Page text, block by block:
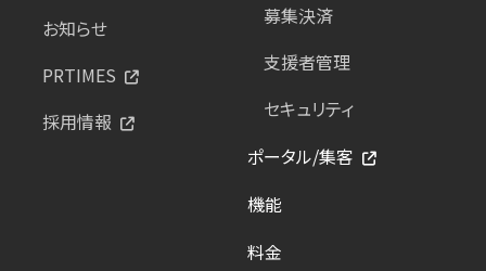
お知らせ
PRTIMES
採用情報
募集決済
支援者管理
セキュリティ
ポータル/集客
機能
料金